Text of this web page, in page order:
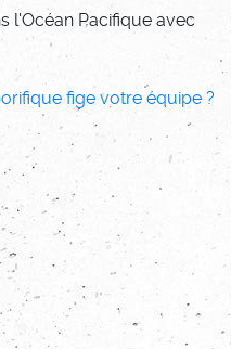
l'Océan Pacifique avec
fige votre équipe ?